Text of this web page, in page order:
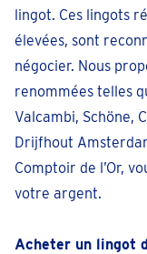
lingot. Ces lingots
élevées, sont
négocier. Nous
renommées telles
Valcambi, Schöne,
Drijfhout
Comptoir de l’Or,
votre argent.
Acheter un lingot